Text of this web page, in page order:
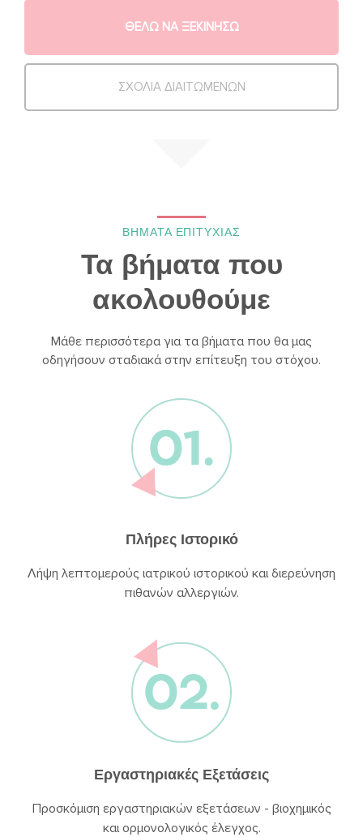
ΘΕΛΩ ΝΑ ΞΕΚΙΝΗΣΩ
ΣΧΟΛΙΑ ΔΙΑΙΤΩΜΕΝΩΝ
ΒΗΜΑΤΑ ΕΠΙΤΥΧΙΑΣ
Τα βήματα που
ακολουθούμε
Μάθε περισσότερα για τα βήματα που θα μας
οδηγήσουν σταδιακά στην επίτευξη του στόχου.
Πλήρες Ιστορικό
Λήψη λεπτομερούς ιατρικού ιστορικού και διερεύνηση
πιθανών αλλεργιών.
Εργαστηριακές Εξετάσεις
Προσκόμιση εργαστηριακών εξετάσεων - βιοχημικός
και ορμονολογικός έλεγχος.